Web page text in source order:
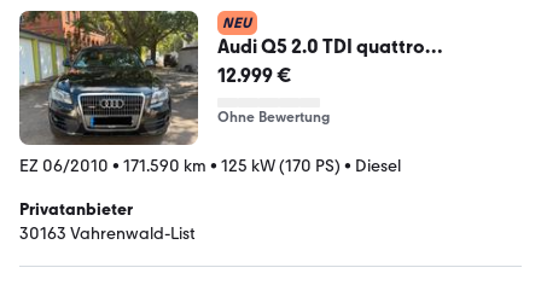
NEU
Audi Q5 2.0 TDI quattro
Gepflegter SUV m...
12.999 €
Ohne Bewertung
EZ 06/2010 • 171.590 km • 125 kW (170 PS) • Diesel
Privatanbieter
30163 Vahrenwald-List